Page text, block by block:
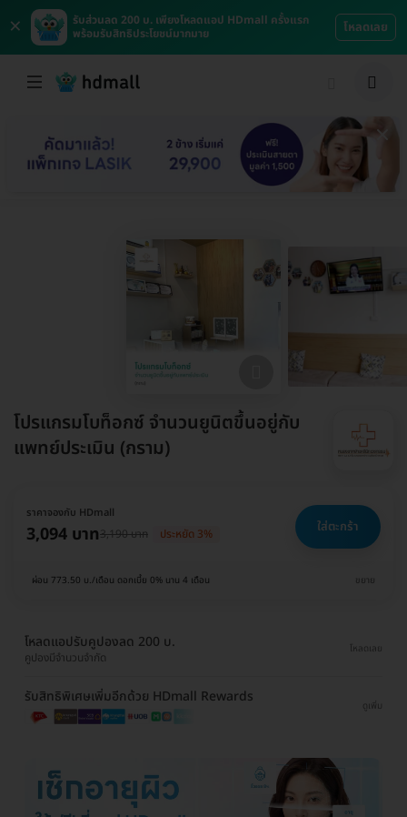
×
รับส่วนลด 200 บ. เพียงโหลดแอป HDmall ครั้งแรก
พร้อมรับสิทธิประโยชน์มากมาย
โหลดเลย
โปรแกรมโบท็อกซ์ จำนวนยูนิตขึ้นอยู่กับ
แพทย์ประเมิน (กราม)
ราคาจองกับ HDmall
3,094 บาท3,190 บาท ประหยัด 3% ใส่ตะกร้า
ผ่อน 773.50 บ./เดือน ดอกเบี้ย 0% นาน 4 เดือน ขยาย
โหลดแอปรับคูปองลด 200 บ.
คูปองมีจำนวนจำกัด
โหลดเลย
รับสิทธิพิเศษเพิ่มอีกด้วย HDmall Rewards
ดูเพิ่ม